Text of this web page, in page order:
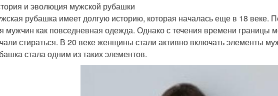
и эволюция мужской рубашки
рубашка имеет долгую историю, которая началась еще в 18 веке.
мужчин как повседневная одежда. Однако с течения времени границы
стираться. В 20 веке женщины стали активно включать элементы
стала одним из таких элементов.